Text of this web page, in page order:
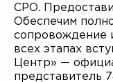
СРО.
Обеспечим
сопровождение
всех этапах
Центр» —
представитель